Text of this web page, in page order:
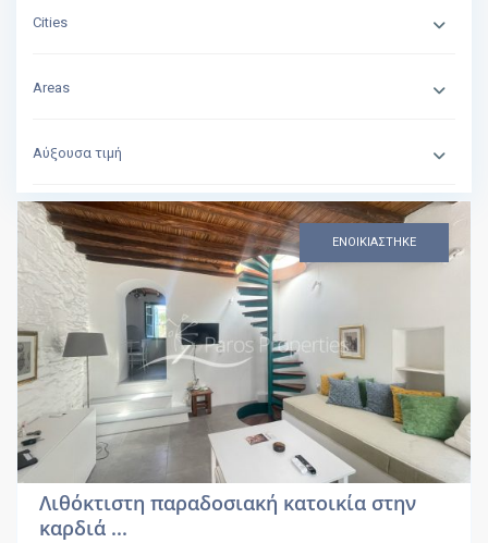
Cities
Areas
Αύξουσα τιμή
ΕΝΟΙΚΙΑΣΤΗΚΕ
Λιθόκτιστη παραδοσιακή κατοικία στην
καρδιά ...